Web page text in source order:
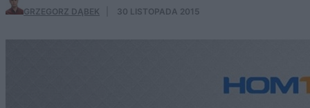
GRZEGORZ DĄBEK 30 LISTOPADA 2015